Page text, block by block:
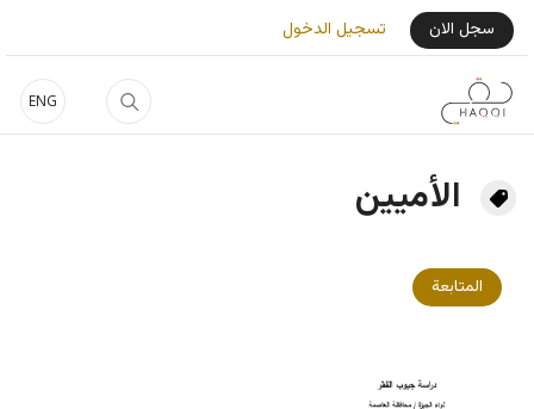
تجاوز إلى المحتوى الرئيسي
ENG
User Login Menu
سجل الان تسجيل الدخول
الأميين
المتابعة